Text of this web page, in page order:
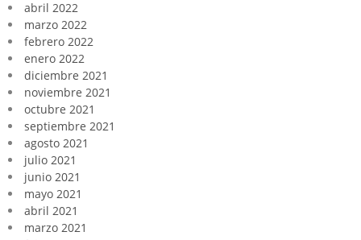
abril 2022
marzo 2022
febrero 2022
enero 2022
diciembre 2021
noviembre 2021
octubre 2021
septiembre 2021
agosto 2021
julio 2021
junio 2021
mayo 2021
abril 2021
marzo 2021